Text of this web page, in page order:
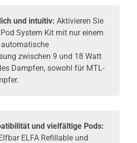
und intuitiv: Aktivieren Sie
System Kit mit nur einem
zwischen 9 und 18 Watt
Dampfen, sowohl für MTL-
und vielfältige Pods:
ELFA Refillable und